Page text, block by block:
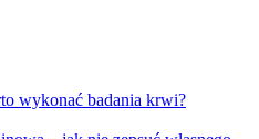
wykonać badania krwi?